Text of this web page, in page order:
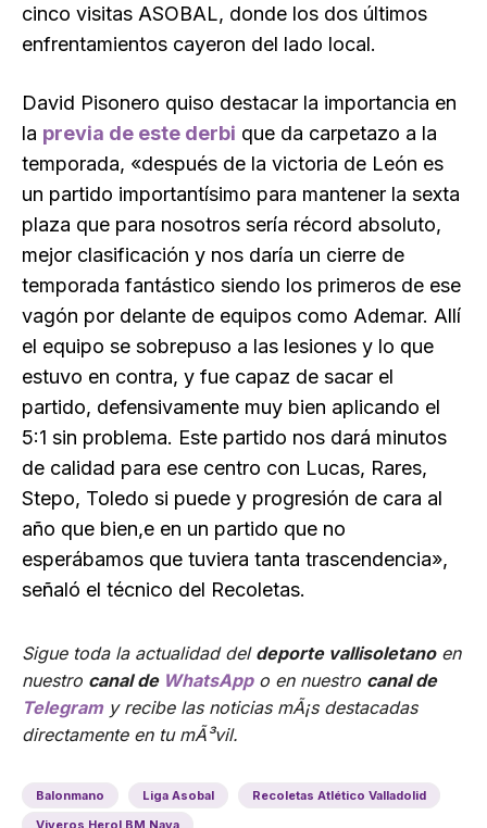
cinco visitas ASOBAL, donde los dos últimos
enfrentamientos cayeron del lado local.
David Pisonero quiso destacar la importancia en
la previa de este derbi que da carpetazo a la
temporada, «después de la victoria de León es
un partido importantísimo para mantener la sexta
plaza que para nosotros sería récord absoluto,
mejor clasificación y nos daría un cierre de
temporada fantástico siendo los primeros de ese
vagón por delante de equipos como Ademar. Allí
el equipo se sobrepuso a las lesiones y lo que
estuvo en contra, y fue capaz de sacar el
partido, defensivamente muy bien aplicando el
5:1 sin problema. Este partido nos dará minutos
de calidad para ese centro con Lucas, Rares,
Stepo, Toledo si puede y progresión de cara al
año que bien,e en un partido que no
esperábamos que tuviera tanta trascendencia»,
señaló el técnico del Recoletas.
Sigue toda la actualidad del deporte vallisoletanoen
nuestro canal de WhatsAppo en nuestro canal de
Telegramy recibe las noticias mÃ¡s destacadas
directamente en tu mÃ³vil.
Balonmano Liga Asobal
Recoletas Atlético Valladolid